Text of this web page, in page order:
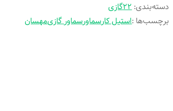
دسته‌بندی:22گازی
برچسب‌ها :استیل کارسماورسماور گازیمهسان